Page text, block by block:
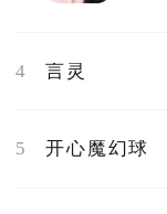
4 言灵
5 开心魔幻球